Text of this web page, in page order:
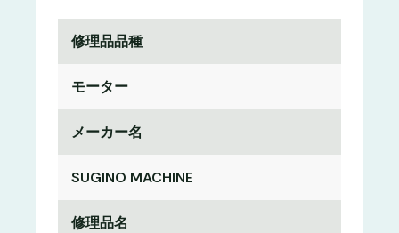
修理品品種
モーター
メーカー名
SUGINO MACHINE
修理品名